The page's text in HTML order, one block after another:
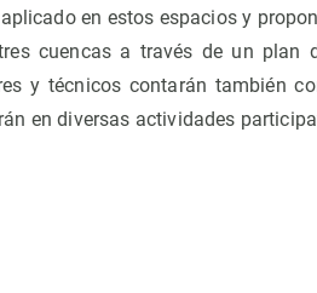
en estos espacios y
cuencas a través de un plan
y técnicos contarán también
en diversas actividades